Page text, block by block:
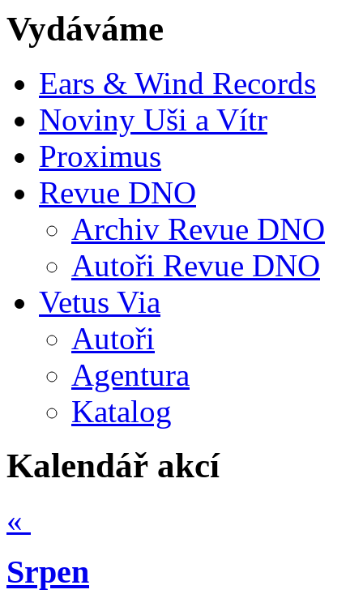
Vydáváme
Ears & Wind Records
Noviny Uši a Vítr
Proximus
Revue DNO
Archiv Revue DNO
Autoři Revue DNO
Vetus Via
Autoři
Agentura
Katalog
Kalendář akcí
«
Srpen